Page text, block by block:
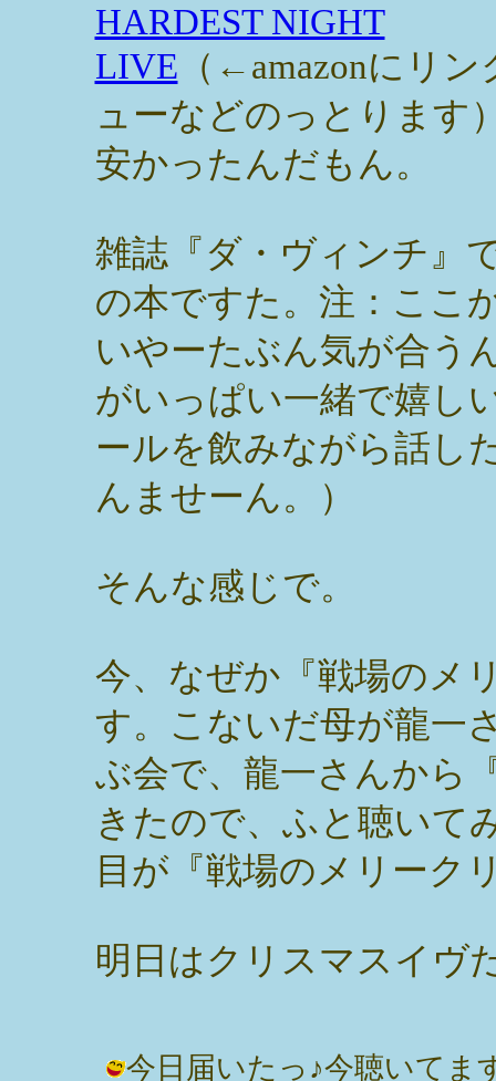
HARDEST NIGHT
LIVE （←amazonにリ
ューなどのっとります
安かったんだもん。
雑誌『ダ・ヴィンチ』
の本ですた。注：ここ
いやーたぶん気が合う
がいっぱい一緒で嬉し
ールを飲みながら話し
んませーん。）
そんな感じで。
今、なぜか『戦場のメ
す。こないだ母が龍一
ぶ会で、龍一さんから
きたので、ふと聴いて
目が『戦場のメリーク
明日はクリスマスイヴ
今日届いたっ♪今聴いてま